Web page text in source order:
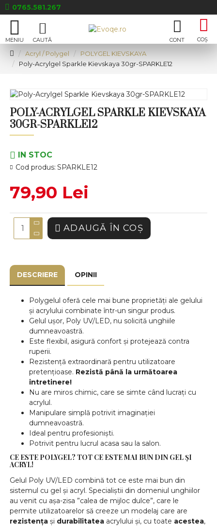
0765.581.267
Acryl / Polygel
POLYGEL KIEVSKAYA
Poly-Acrylgel Sparkle Kievskaya 30gr-SPARKLE12
POLY-ACRYLGEL SPARKLE KIEVSKAYA
30GR-SPARKLE12
IN STOC
Cod produs: SPARKLE12
79,90 Lei
ADAUGĂ ÎN COŞ
DESCRIERE OPINII
Polygelul oferă cele mai bune proprietăți ale gelului
și acrylului combinate într-un singur produs.
Gelul ușor, Poly UV/LED, nu solicită unghiile
dumneavoastră.
Este flexibil, asigură confort și protejează contra
ruperii.
Rezistență extraordinară pentru utilizatoare
pretențioase. Rezistă până la următoarea
intretinere!
Nu are miros chimic, care se simte când lucrați cu
acrylul.
Manipulare simplă potrivit imaginației
dumneavoastră.
Ideal pentru profesioniști.
Potrivit pentru lucrul acasa sau la salon.
CE ESTE POLYGEL? TOT CE ESTE MAI BUN DIN GEL ȘI
ACRYL!
Gelul Poly UV/LED combină tot ce este mai bun din
sistemul cu gel și acryl. Specialiștii din domeniul unghiilor
au venit cu așa-zisa ”calea de mijloc dulce”, care le
permite utilizatoarelor să creeze un modelaj care are
rezistența și durabilitatea acrylului și, cu toate acestea,